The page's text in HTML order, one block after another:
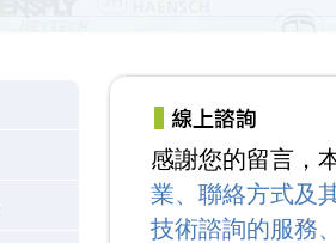
感謝您的留言，
業、聯絡方式及
技術諮詢的服務